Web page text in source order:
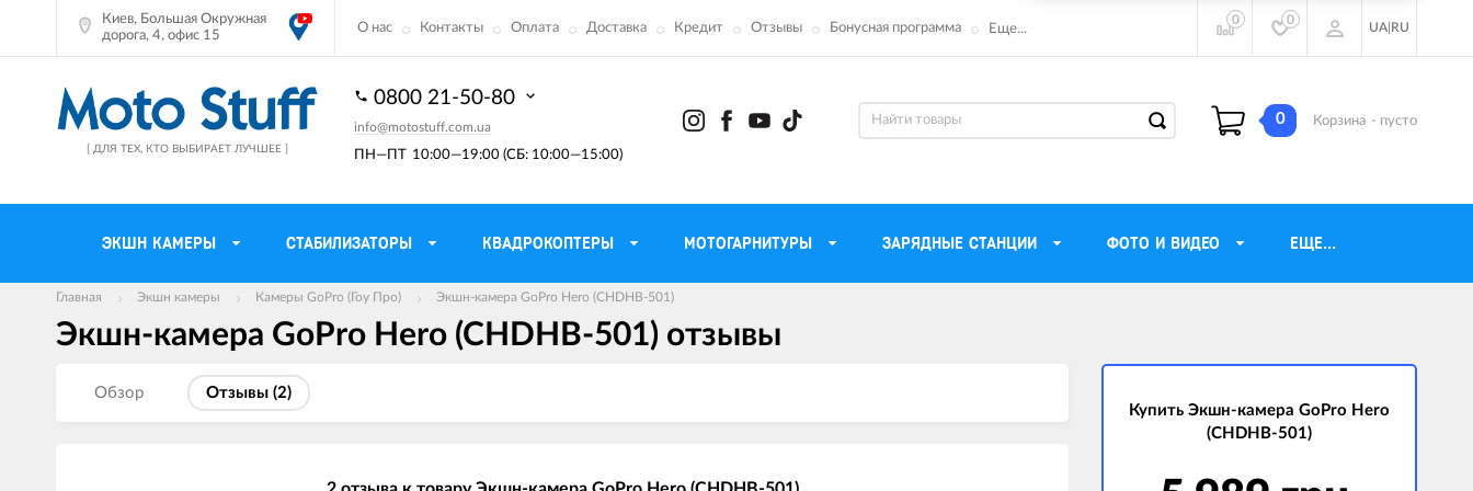
Киев, Большая Окружная
дорога, 4, офис 15
О нас Контакты Оплата Доставка Кредит Отзывы Бонусная программа Еще...
0 0
UA RU
[ ДЛЯ ТЕХ, КТО ВЫБИРАЕТ ЛУЧШЕЕ ] ПН—ПТ 10:00—19:00 (СБ: 10:00—15:00)
0800 21-50-80
info@motostuff.com.ua 0 Корзина - пусто
ЭКШН КАМЕРЫ СТАБИЛИЗАТОРЫ КВАДРОКОПТЕРЫ МОТОГАРНИТУРЫ ЗАРЯДНЫЕ СТАНЦИИ ФОТО И ВИДЕО ЕЩЕ...
Мотошлемы
Мотокуртки
Держатели телефона
Моторные масла для
мотоцикла
Инверторные генераторы
Трехфазные генераторы
Главная Экшн камеры Камеры GoPro (Гоу Про) Экшн-камера GoPro Hero (CHDHB-501)
Экшн-камера GoPro Hero (CHDHB-501) отзывы
Обзор Отзывы (2)
Купить Экшн-камера GoPro Hero
(CHDHB-501)